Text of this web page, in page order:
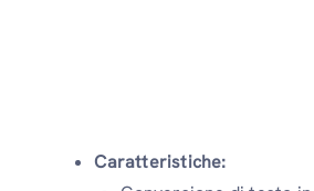
Caratteristiche: